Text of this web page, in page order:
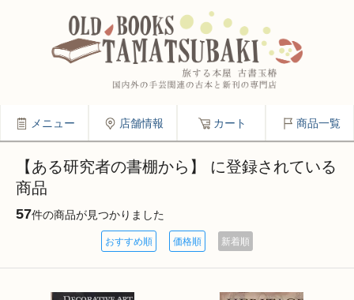
メニュー 店舗情報 カート 商品一覧
【ある研究者の書棚から】 に登録されている
商品
57件の商品が見つかりました
おすすめ順 価格順 新着順